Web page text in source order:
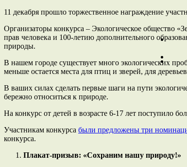
11 декабря прошло торжественное награждение
Организаторы конкурса – Экологическое общество
прав человека и 100-летию дополнительного
природы.
В нашем городе существует много экологических
меньше остается места для птиц и зверей, для
В ваших силах сделать первые шаги на пути
бережно относиться к природе.
На конкурс от детей в возрасте 6-17 лет поступило
Участникам конкурса были предложены три
конкурса.
Плакат-призыв: «Сохраним нашу природу!»